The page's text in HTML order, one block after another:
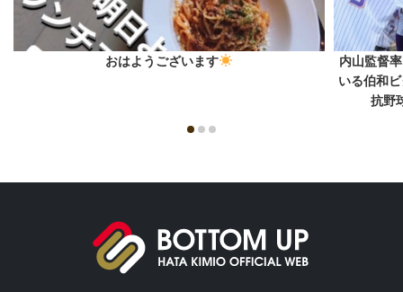
おはようございます
内山監督
いる伯和
抗野